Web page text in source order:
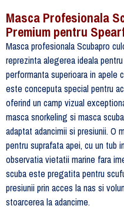
Masca Profesionala
Premium pentru
Masca profesionala Scubapro
reprezinta alegerea ideala
performanta superioara in apele
este conceputa special pentru
oferind un camp vizual
masca snorkeling si masca
adaptat adancimii si presiunii. O
pentru suprafata apei, cu un tub
observatia vietatii marine fara
scuba este pregatita pentru
presiunii prin acces la nas si
stoarcerea la adancime.